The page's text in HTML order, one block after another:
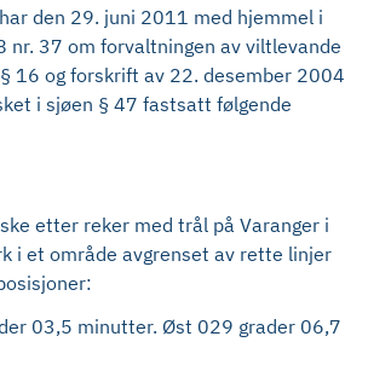
den 29. juni 2011 med hjemmel i
nr. 37 om forvaltningen av viltlevande
16 og forskrift av 22. desember 2004
i sjøen § 47 fastsatt følgende
etter reker med trål på Varanger i
i et område avgrenset av rette linjer
03,5 minutter. Øst 029 grader 06,7